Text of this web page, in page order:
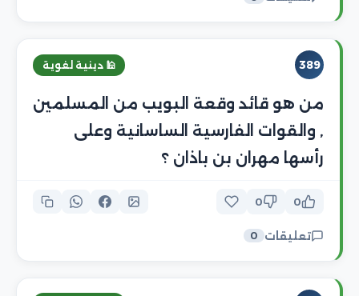
389 🕌 دينية لغوية
من هو قائد وقعة البويب من المسلمين
, والقوات الفارسية الساسانية وعلى
رأسها مهران بن باذان ؟
0
0
تعليقات 0